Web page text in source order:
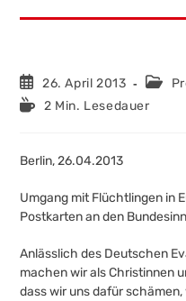
Beitrag
veröffentlicht:
26. April 2013
Lesedauer:
2 Min. Lesedauer
Berlin, 26.04.2013
Umgang mit Flüchtlingen in
Postkarten an den
Anlässlich des Deutschen
machen wir als Christinnen
dass wir uns dafür